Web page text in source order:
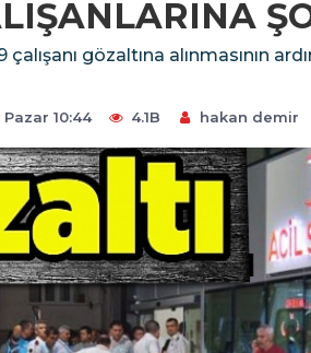
gözaltına alınmasının
Pazar 10:44 4.1B hakan demir